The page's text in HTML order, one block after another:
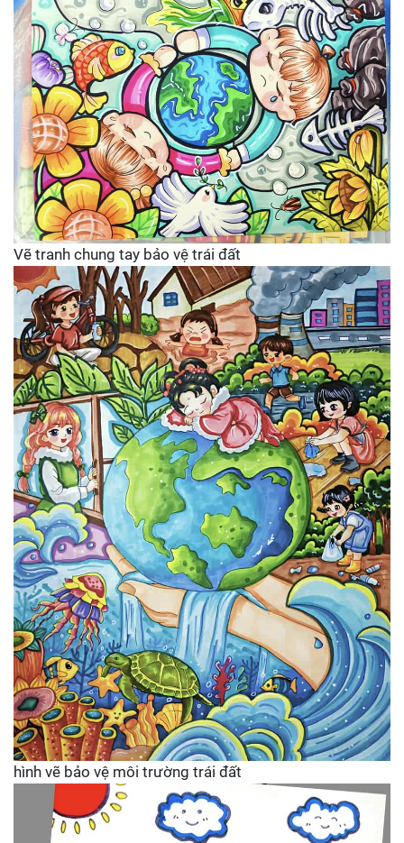
Vẽ tranh chung tay bảo vệ trái đất
hình vẽ bảo vệ môi trường trái đất